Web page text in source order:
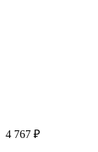
4 767 ₽